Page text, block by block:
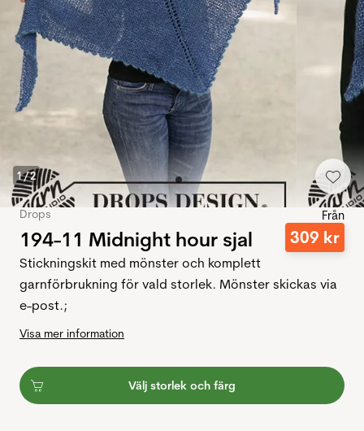
1/2
Drops
194-11 Midnight hour sjal
Från
309 kr
Stickningskit med mönster och komplett
garnförbrukning för vald storlek. Mönster skickas via
e-post.;
Visa mer information
Välj storlek och färg